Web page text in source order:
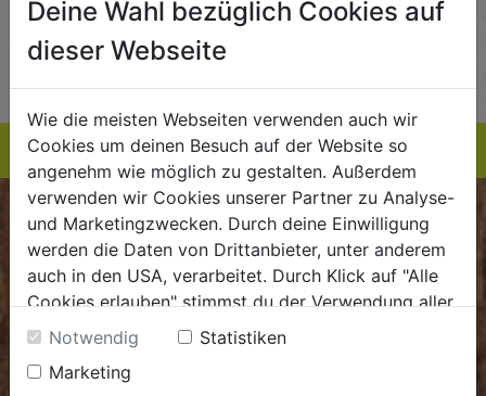
EINKAUFSLISTE
BIOKISTE
Kundenservice
Fr: 8.00 - 15.00 Uhr
dieBiokiste@biohof.at
Deine Wahl bezüglich Cookies auf
dieser Webseite
Wie die meisten Webseiten verwenden auch wir
Cookies um deinen Besuch auf der Website so
angenehm wie möglich zu gestalten. Außerdem
verwenden wir Cookies unserer Partner zu Analyse-
und Marketingzwecken. Durch deine Einwilligung
werden die Daten von Drittanbieter, unter anderem
auch in den USA, verarbeitet. Durch Klick auf "Alle
Cookies erlauben" stimmst du der Verwendung aller
Cookies zu. Unter "Details anzeigen" findest du alle
Infos zu den unterschiedlichen Cookies, du kannst
auch entscheiden, welche Cookies du erlauben
Notwendig
Statistiken
Marketing